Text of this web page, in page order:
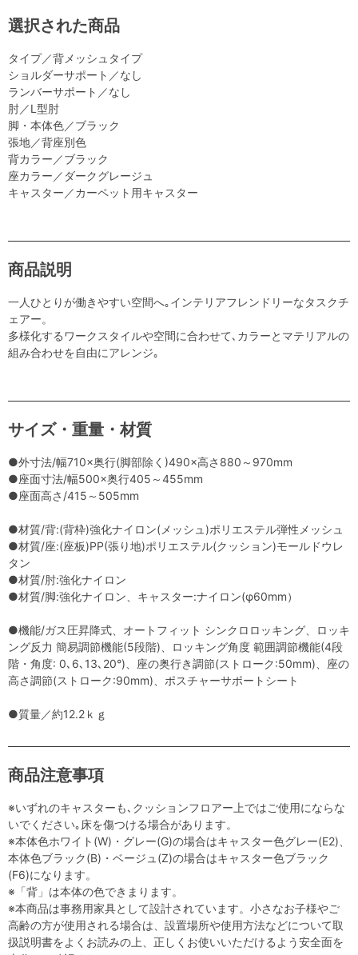
選択された商品
タイプ／背メッシュタイプ
ショルダーサポート／なし
ランバーサポート／なし
肘／L型肘
脚・本体色／ブラック
張地／背座別色
背カラー／ブラック
座カラー／ダークグレージュ
キャスター／カーペット用キャスター
商品説明
一人ひとりが働きやすい空間へ｡インテリアフレンドリーなタスクチ
ェアー。
多様化するワークスタイルや空間に合わせて､カラーとマテリアルの
組み合わせを自由にアレンジ｡
サイズ・重量・材質
●外寸法/幅710×奥行(脚部除く)490×高さ880～970mm
●座面寸法/幅500×奥行405～455mm
●座面高さ/415～505mm
●材質/背:(背枠)強化ナイロン(メッシュ)ポリエステル弾性メッシュ
●材質/座:(座板)PP(張り地)ポリエステル(クッション)モールドウレ
タン
●材質/肘:強化ナイロン
●材質/脚:強化ナイロン、キャスター:ナイロン(φ60mm）
●機能/ガス圧昇降式、オートフィット シンクロロッキング、ロッキ
ング反力 簡易調節機能(5段階)、ロッキング角度 範囲調節機能(4段
階・角度: 0､6､13､20°)、座の奥行き調節(ストローク:50mm)、座の
高さ調節(ストローク:90mm)、ポスチャーサポートシート
●質量／約12.2ｋｇ
商品注意事項
※いずれのキャスターも､クッションフロアー上ではご使用にならな
いでください｡床を傷つける場合があります。
※本体色ホワイト(W)・グレー(G)の場合はキャスター色グレー(E2)、
本体色ブラック(B)・ベージュ(Z)の場合はキャスター色ブラック
(F6)になります。
※「背」は本体の色できまります。
※本商品は事務用家具として設計されています。小さなお子様やご
高齢の方が使用される場合は、設置場所や使用方法などについて取
扱説明書をよくお読みの上、正しくお使いいただけるよう安全面を